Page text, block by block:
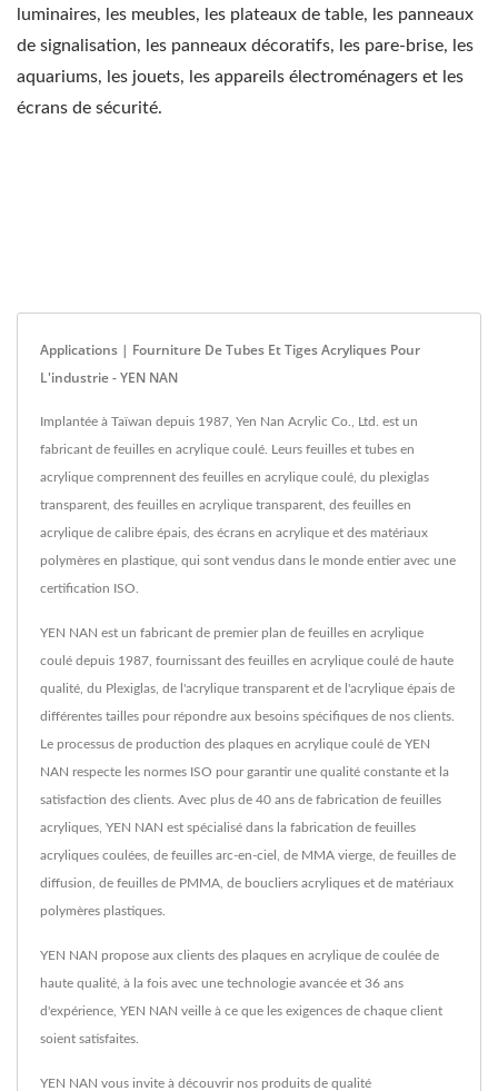
luminaires, les meubles, les plateaux de table, les panneaux
de signalisation, les panneaux décoratifs, les pare-brise, les
aquariums, les jouets, les appareils électroménagers et les
écrans de sécurité.
Applications | Fourniture De Tubes Et Tiges Acryliques Pour
L'industrie - YEN NAN
Implantée à Taïwan depuis 1987, Yen Nan Acrylic Co., Ltd. est un
fabricant de feuilles en acrylique coulé. Leurs feuilles et tubes en
acrylique comprennent des feuilles en acrylique coulé, du plexiglas
transparent, des feuilles en acrylique transparent, des feuilles en
acrylique de calibre épais, des écrans en acrylique et des matériaux
polymères en plastique, qui sont vendus dans le monde entier avec une
certification ISO.
YEN NAN est un fabricant de premier plan de feuilles en acrylique
coulé depuis 1987, fournissant des feuilles en acrylique coulé de haute
qualité, du Plexiglas, de l'acrylique transparent et de l'acrylique épais de
différentes tailles pour répondre aux besoins spécifiques de nos clients.
Le processus de production des plaques en acrylique coulé de YEN
NAN respecte les normes ISO pour garantir une qualité constante et la
satisfaction des clients. Avec plus de 40 ans de fabrication de feuilles
acryliques, YEN NAN est spécialisé dans la fabrication de feuilles
acryliques coulées, de feuilles arc-en-ciel, de MMA vierge, de feuilles de
diffusion, de feuilles de PMMA, de boucliers acryliques et de matériaux
polymères plastiques.
YEN NAN propose aux clients des plaques en acrylique de coulée de
haute qualité, à la fois avec une technologie avancée et 36 ans
d'expérience, YEN NAN veille à ce que les exigences de chaque client
soient satisfaites.
YEN NAN vous invite à découvrir nos produits de qualité